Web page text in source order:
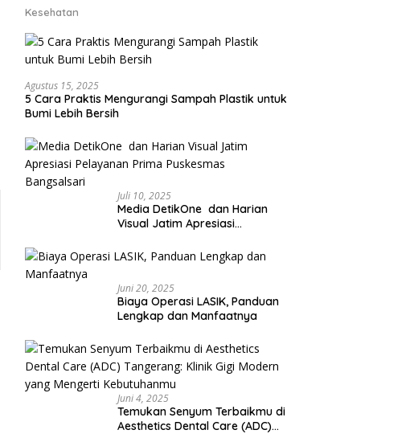
Kesehatan
Agustus 15, 2025
5 Cara Praktis Mengurangi Sampah Plastik untuk
Bumi Lebih Bersih
Juli 10, 2025
Media DetikOne dan Harian
Visual Jatim Apresiasi
Bangsalsari
Juni 20, 2025
Biaya Operasi LASIK, Panduan
Lengkap dan Manfaatnya
Juni 4, 2025
Temukan Senyum Terbaikmu di
Aesthetics Dental Care (ADC)